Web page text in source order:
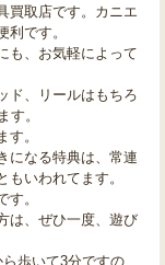
買取店です。カニエ
です。
も、お気軽によって
ド、リールはもちろ
す。
。
になる特典は、常連
いわれてます。
。
は、ぜひ一度、遊び
歩いて3分ですの